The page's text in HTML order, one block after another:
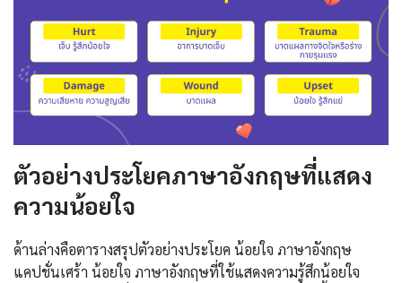
ตัวอย่างประโยคภาษาอังกฤษที่แสดง
ความน้อยใจ
ด้านล่างคือตารางสรุปตัวอย่างประโยค น้อยใจ ภาษาอังกฤษ
แคปชั่นเศร้า น้อยใจ ภาษาอังกฤษที่ใช้แสดงความรู้สึกน้อยใจ